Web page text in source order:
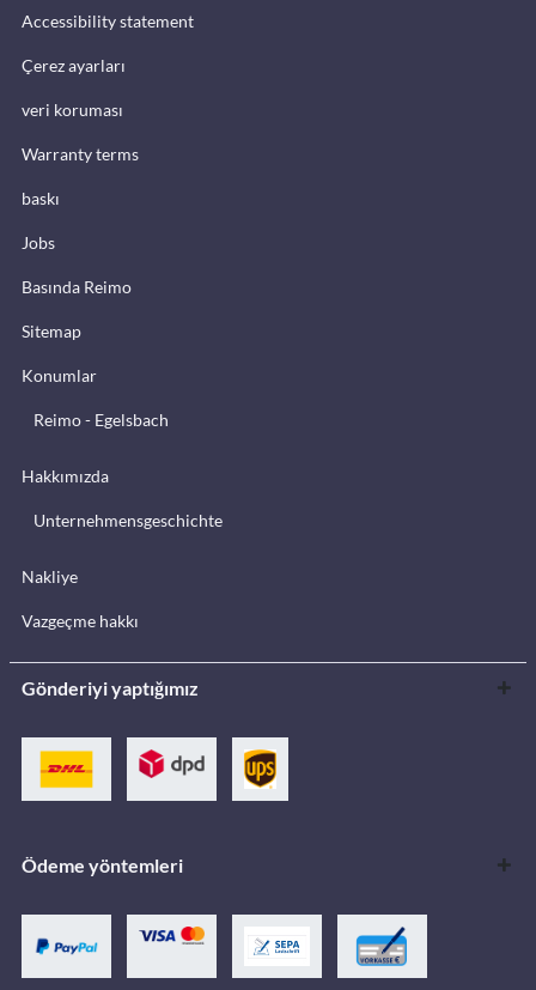
Accessibility statement
Çerez ayarları
veri koruması
Warranty terms
baskı
Jobs
Basında Reimo
Sitemap
Konumlar
Reimo - Egelsbach
Hakkımızda
Unternehmensgeschichte
Nakliye
Vazgeçme hakkı
Gönderiyi yaptığımız
Ödeme yöntemleri